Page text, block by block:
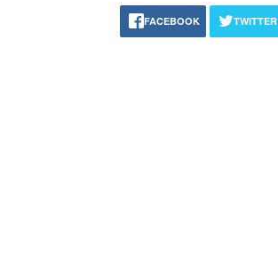
FACEBOOK TWITTER